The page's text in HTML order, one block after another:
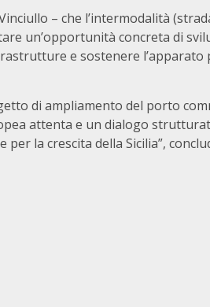
– che l’intermodalità
un’opportunità concreta di
e sostenere
di ampliamento del porto
attenta e un dialogo
la crescita della Sicilia”,